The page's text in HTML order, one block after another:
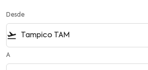
Desde
flight_takeoff
A